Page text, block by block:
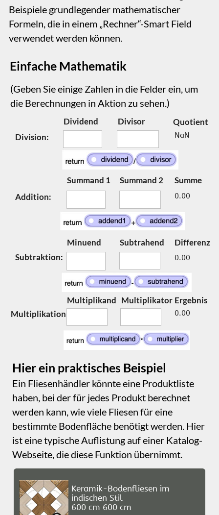
Geben Sie Ihre Bodenmaße in Metern ein, um
Breite Länge Anzahl der
Fliesen
Fliesen
0
Um mögliche Bruchschäden
abzudecken
Field mit folgender Berechnung.
Die Variablen ‚width‘ und ‚length‘ entsprechen
Nutzer die Maße eintragen. Die Konstante
10.000 steht für den Umrechnungsfaktor von
Quadratmetern in Quadratzentimeter. Ebenso
bezeichnet die Konstante 3.600 die Anzahl
Die Berechnung für ‚extra tiles‘ entspricht der
zusätzlichen Schritt, um eine
Sicherheitsmarge von 10 % zu
Formel *(10/100) angehängt wird, um eine
ausreichende Reserve über den Grundbedarf
hinaus sicherzustellen.
Die Berechnungsmöglichkeiten lassen sich
etwas Kenntnis der MathJax‑Syntax
erforderlich. Im Formelfenster gibt es einen
Link zu einer Referenz, wenn diese Option
gewählt ist.
Informationsfelder
Dazu gehören z. B. EXIF‑Daten, die aus einer
Bilddatei extrahiert werden. Unten sehen Sie
die EXIF‑Details, die aus dem Bild links
entnommen wurden.